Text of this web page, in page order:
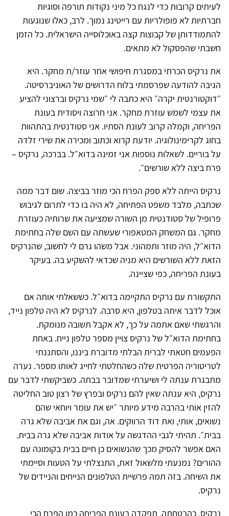
לעיתים קרובות כדי לנגח כל מיני נקודות תורפה וסוגיות
חברתיות לא פופולריות עם רייטינג נמוך. לרב, כאלו שנוגעות
להתמודדותן של קבוצות קצה באוכלוסייה הישראלית. כל הזמן
חשבתי שהפסקול לא מתאים.
את נרקיס הכרתי במסגרת חיפושי אחר עוזר/ת מחקר. היא
הגיבה להודעה שפרסמתי בלוח הדרושים של האוניברסיטה.
״דוקטורנטית יקרה״ היא כתבה לי ״שמי נרקיס וברצוני להציע
את עצמי לשמש עוזרת מחקר. אני חרוצה ויסודית בעונת
הפריחה, וקמלה קרוב לעונת הסתיו. אני סטודנטית בהתהוות
בחוג לקרימינולוגיה. יודעת קרוא וכתוב ומכירה את שירי זלדה
על בוריים. לשאלות נוספות אני זמינה בדוא״ל. בברכה, נרקיס –
פרח ביצה ללא שורשים״.
נרקיס הייתה ללא ספק הפרח הכי מוזר בביצה. שום דבר ממה
שכתבה, מלבד משפט הפתיחה, לא היה בו כדי לתרום לגיבוש
פרופיל של סטודנטית מן השורה שמציעה את שרותיה כעוזרת
מחקר. גם המשחק המטאפורי שעשתה עם השם שלה בחתימת
הדוא״ל, היה מוזר ותמהוני. אבל משהו גרם לי לחשוב, שהנרקיס
הזאת ללא השורשים היא מניה שכדאי להשקיע בה. בעיקר
בעונת הפריחה, כפי שציינה.
התקשורת עם נרקיס התקיימה בדוא״ל. כששאלתי אותה אם
אוכל לדבר איתה בטלפון, היא סרבה. לנרקיס לא היה טלפון נייד,
והרגשתי שאם אתמה על כך, לא אקבל תשובה מנומקת.
בחתימת הדוא״ל של נרקיס צויין מספר טלפון נייח. באחת
הפעמים חטאתי לברית הבלתי מדוברת ביננו, והסתננתי
לטריטוריה הפרטית שלה כשהחלטתי לחייג לאותו מספר. נערה
מתבגרת ענתה לי ושיערתי שמדובר בבתה. כשביקשתי לדבר עם
נרקיס, היא ענתה שאין להם נרקיס ובפרץ של רצון טוב החליטה
להזין אותי בהרבה מידע מיותר ״יש את עומר ויוחאי שהם
נשואים, אותי, ואת דוד הרווקים. אה, וגם את אביבה שלא גרה
בבית״. תהיתי לגבי ההדגשה על אודות אביבה שלא גרה בבית.
האם אפשר להסיק מכך שהנשואים כן חיים בבית בקומונה עם
ההורים? נמנעתי מלשאול זאת, התנצלתי על הטעות וסיימתי
את השיחה. בזה תמה פרשיית הטלפונים הנייחים והניידים של
נרקיס.
נרקיס, כהבטחתה, תפקדה בעונת הפריחה כמו הפרח הכי